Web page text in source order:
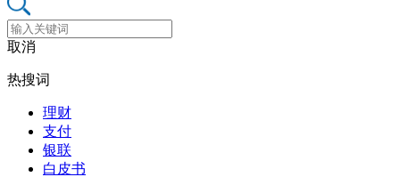
取消
热搜词
理财
支付
银联
白皮书